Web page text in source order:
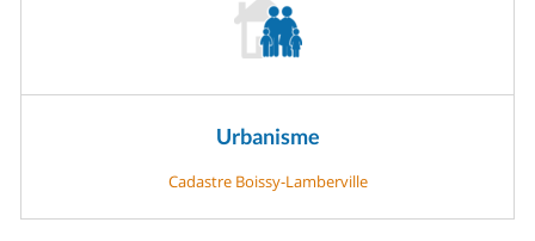
Urbanisme
Cadastre Boissy-Lamberville